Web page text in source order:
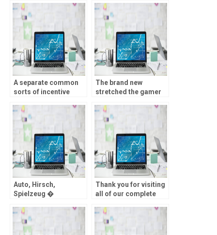
terms?
A separate common
sorts of incentive
type of gambling
enterprises is the
�deposit ?ten rating
totally free spins’
campaign
The brand new
stretched the gamer
tournament, the
higher its likelihood of
completing about
currency
Auto, Hirsch,
Spielzeug �
BOXENSTOP Public
bietet beste Gesprach
pro kind und kegel
Thank you for visiting
all of our complete
of us on the internet
gambling enterprises
and you may playing